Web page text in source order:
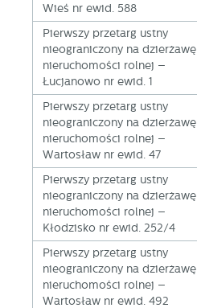
Wieś nr ewid. 588
Pierwszy przetarg ustny
nieograniczony na dzierżawę
nieruchomości rolnej –
Łucjanowo nr ewid. 1
Pierwszy przetarg ustny
nieograniczony na dzierżawę
nieruchomości rolnej –
Wartosław nr ewid. 47
Pierwszy przetarg ustny
nieograniczony na dzierżawę
nieruchomości rolnej –
Kłodzisko nr ewid. 252/4
Pierwszy przetarg ustny
nieograniczony na dzierżawę
nieruchomości rolnej –
Wartosław nr ewid. 492